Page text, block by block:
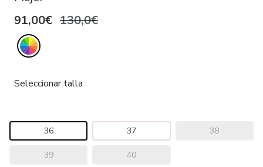
91,00€ 130,0€
Seleccionar talla
36 37 38
39 40